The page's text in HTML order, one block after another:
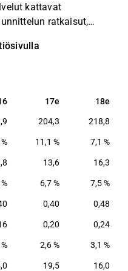
kattavat
ratkaisut,
ratkaisut. Etteplanin
palvelujen ja
17e 18e
17e 18e
204,3 218,8
11,1 % 7,1 %
13,6 16,3
6,7 % 7,5 %
0,40 0,48
0,20 0,24
2,6 % 3,1 %
19,5 16,0